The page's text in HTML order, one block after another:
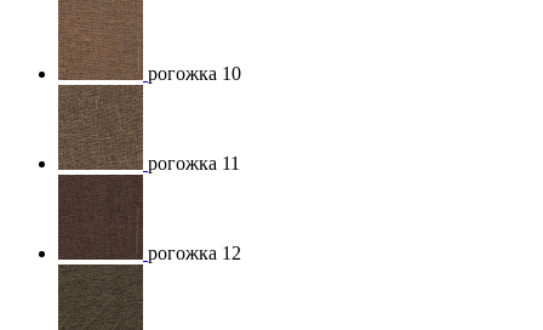
рогожка 10
рогожка 11
рогожка 12